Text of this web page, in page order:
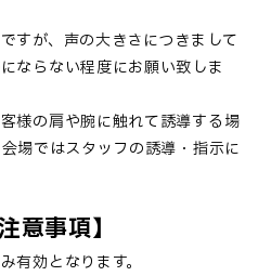
すが、声の大きさにつきまして
ならない程度にお願い致しま
様の肩や腕に触れて誘導する場
場ではスタッフの誘導・指示に
意事項】
有効となります。